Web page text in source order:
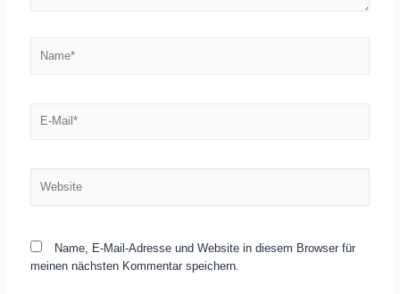
Mail*
Name, E-Mail-Adresse und Website in diesem Browser für
meinen nächsten Kommentar speichern.